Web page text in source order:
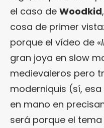
el caso de Woodkid
cosa de primer
porque el vídeo de «
gran joya en slow
medievaleros pero
moderniquis (sí,
en mano en
será porque el